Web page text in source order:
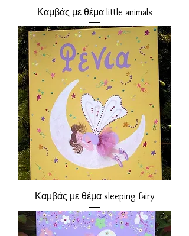
Καμβάς με θέμα little animals
Καμβάς με θέμα sleeping fairy